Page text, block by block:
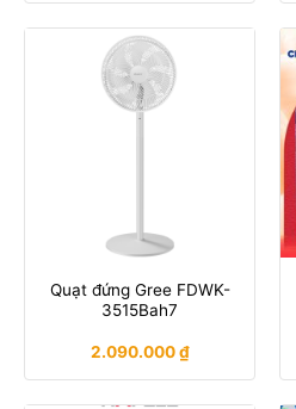
Quạt đứng Gree FDWK-
3515Bah7
2.090.000₫